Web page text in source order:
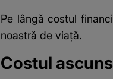
Pe lângă costul
noastră de viață.
Costul